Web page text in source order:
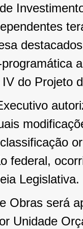
do Projeto
federal,
Legislativa.
Obras será
Unidade